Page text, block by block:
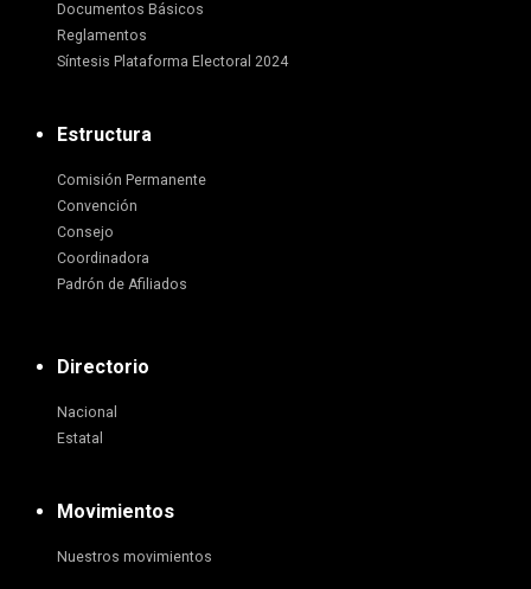
Documentos Básicos
Reglamentos
Síntesis Plataforma Electoral 2024
Estructura
Comisión Permanente
Convención
Consejo
Coordinadora
Padrón de Afiliados
Directorio
Nacional
Estatal
Movimientos
Nuestros movimientos